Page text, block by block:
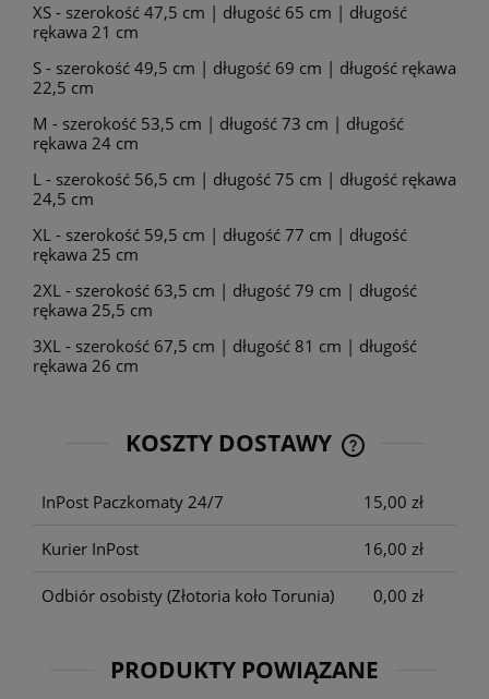
XS - szerokość 47,5 cm | długość 65 cm | długość
rękawa 21 cm
S - szerokość 49,5 cm | długość 69 cm | długość rękawa
22,5 cm
M - szerokość 53,5 cm | długość 73 cm | długość
rękawa 24 cm
L - szerokość 56,5 cm | długość 75 cm | długość rękawa
24,5 cm
XL - szerokość 59,5 cm | długość 77 cm | długość
rękawa 25 cm
2XL - szerokość 63,5 cm | długość 79 cm | długość
rękawa 25,5 cm
3XL - szerokość 67,5 cm | długość 81 cm | długość
rękawa 26 cm
KOSZTY DOSTAWY
CENA NIE
InPost Paczkomaty 24/7 15,00 zł
Kurier InPost 16,00 zł
Odbiór osobisty (Złotoria koło Torunia) 0,00 zł
PRODUKTY POWIĄZANE